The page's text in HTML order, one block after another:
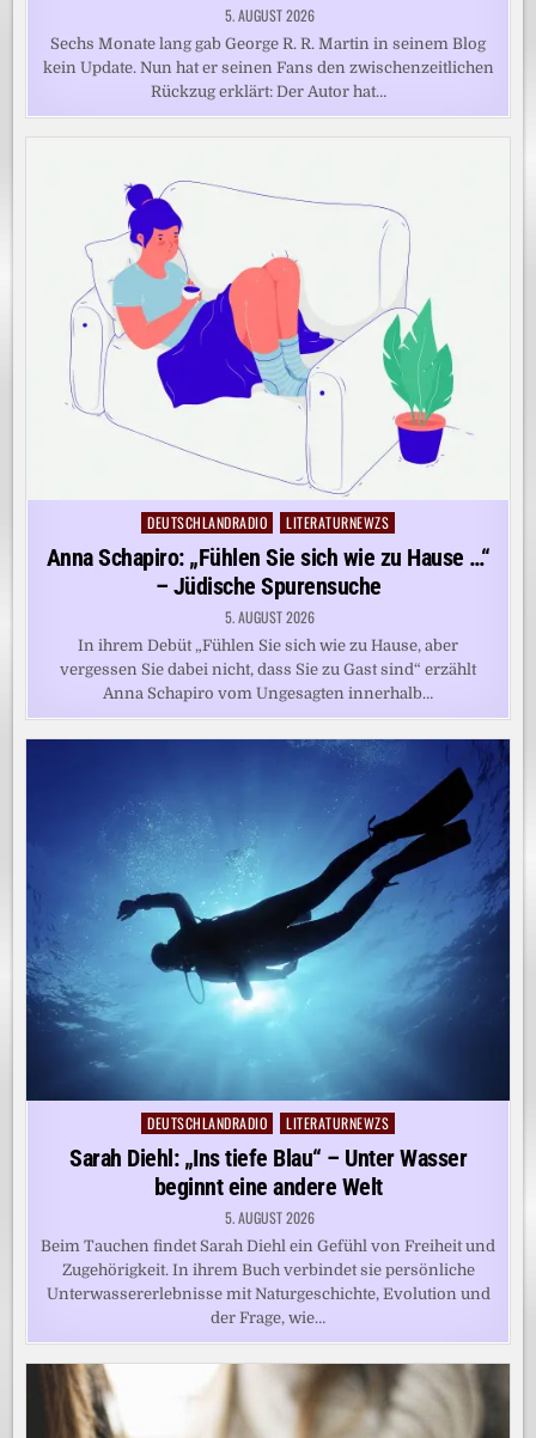
5. AUGUST 2026
Sechs Monate lang gab George R. R. Martin in seinem Blog
kein Update. Nun hat er seinen Fans den zwischenzeitlichen
Rückzug erklärt: Der Autor hat…
Posted
DEUTSCHLANDRADIO LITERATURNEWZS
Anna Schapiro: „Fühlen Sie sich wie zu Hause …“
– Jüdische Spurensuche
5. AUGUST 2026
In ihrem Debüt „Fühlen Sie sich wie zu Hause, aber
vergessen Sie dabei nicht, dass Sie zu Gast sind“ erzählt
Anna Schapiro vom Ungesagten innerhalb…
Posted
in
DEUTSCHLANDRADIO LITERATURNEWZS
Sarah Diehl: „Ins tiefe Blau“ – Unter Wasser
beginnt eine andere Welt
5. AUGUST 2026
Beim Tauchen findet Sarah Diehl ein Gefühl von Freiheit und
Zugehörigkeit. In ihrem Buch verbindet sie persönliche
Unterwassererlebnisse mit Naturgeschichte, Evolution und
der Frage, wie…